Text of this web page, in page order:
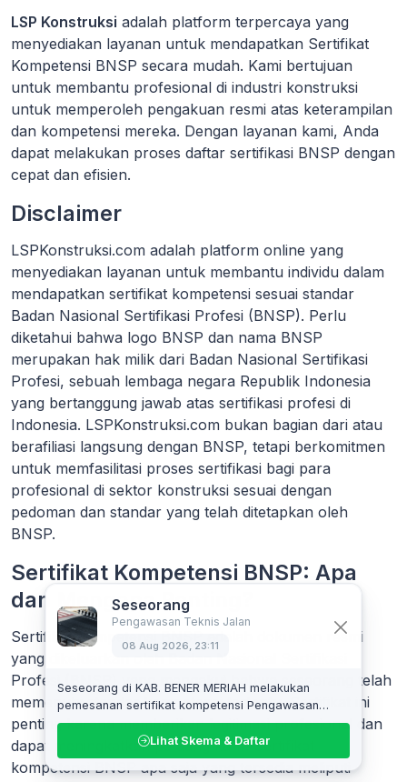
LSP Konstruksi adalah platform terpercaya yang
menyediakan layanan untuk mendapatkan Sertifikat
Kompetensi BNSP secara mudah. Kami bertujuan
untuk membantu profesional di industri konstruksi
untuk memperoleh pengakuan resmi atas keterampilan
dan kompetensi mereka. Dengan layanan kami, Anda
dapat melakukan proses daftar sertifikasi BNSP dengan
cepat dan efisien.
Disclaimer
LSPKonstruksi.com adalah platform online yang
menyediakan layanan untuk membantu individu dalam
mendapatkan sertifikat kompetensi sesuai standar
Badan Nasional Sertifikasi Profesi (BNSP). Perlu
diketahui bahwa logo BNSP dan nama BNSP
merupakan hak milik dari Badan Nasional Sertifikasi
Profesi, sebuah lembaga negara Republik Indonesia
yang bertanggung jawab atas sertifikasi profesi di
Indonesia. LSPKonstruksi.com bukan bagian dari atau
berafiliasi langsung dengan BNSP, tetapi berkomitmen
untuk memfasilitasi proses sertifikasi bagi para
profesional di sektor konstruksi sesuai dengan
pedoman dan standar yang telah ditetapkan oleh
BNSP.
Sertifikat Kompetensi BNSP: Apa
dan Mengapa Penting?
Sertifikat Kompetensi BNSP adalah dokumen resmi
yang dikeluarkan oleh Badan Nasional Sertifikasi
Profesi (BNSP) yang mengakui bahwa seseorang telah
memenuhi standar kompetensi tertentu. Sertifikat ini
penting karena memberikan legitimasi profesional dan
dapat meningkatkan peluang karir. Sertifikat
kompetensi BNSP apa saja yang tersedia meliputi
Seseorang
Pengawasan Teknis Jalan
08 Aug 2026, 23:11
Seseorang di KAB. BENER MERIAH melakukan
pemesanan sertifikat kompetensi Pengawasan
Teknis Jalan
Lihat Skema & Daftar